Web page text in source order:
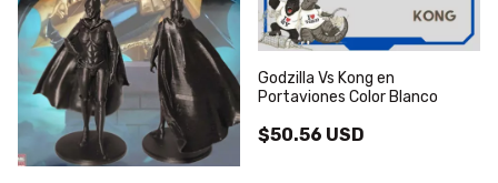
Godzilla Vs Kong en
Portaviones Color Blanco
$50.56 USD